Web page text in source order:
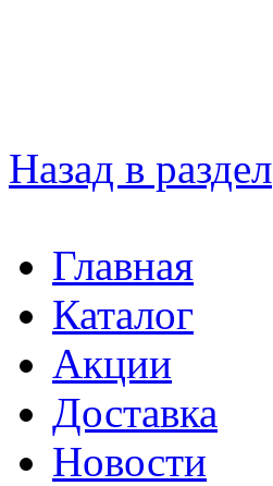
Назад в раздел
Главная
Каталог
Акции
Доставка
Новости